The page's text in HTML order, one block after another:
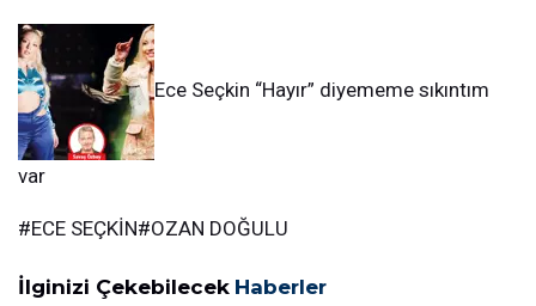
Ece Seçkin “Hayır” diyememe sıkıntım
var
#ECE SEÇKİN#OZAN DOĞULU
İlginizi Çekebilecek Haberler